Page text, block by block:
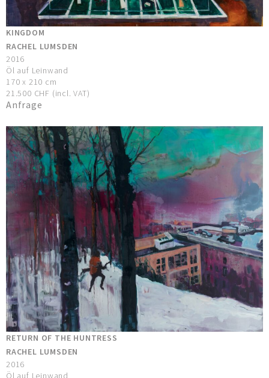
KINGDOM
RACHEL LUMSDEN
2016
Öl auf Leinwand
170 x 210 cm
21.500 CHF (incl. VAT)
Anfrage
RETURN OF THE HUNTRESS
RACHEL LUMSDEN
2016
Öl auf Leinwand